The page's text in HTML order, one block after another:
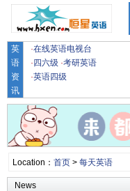
英
语
资
讯
·在线英语电视台
· 四六级 ·考研英语
·英语四级
Location： 首页> 每天英语
News